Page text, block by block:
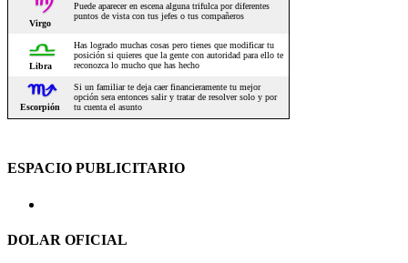
ESPACIO PUBLICITARIO
DOLAR OFICIAL